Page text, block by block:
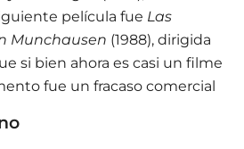
película fue Las
Munchausen (1988), dirigida
si bien ahora es casi un filme
fue un fracaso comercial